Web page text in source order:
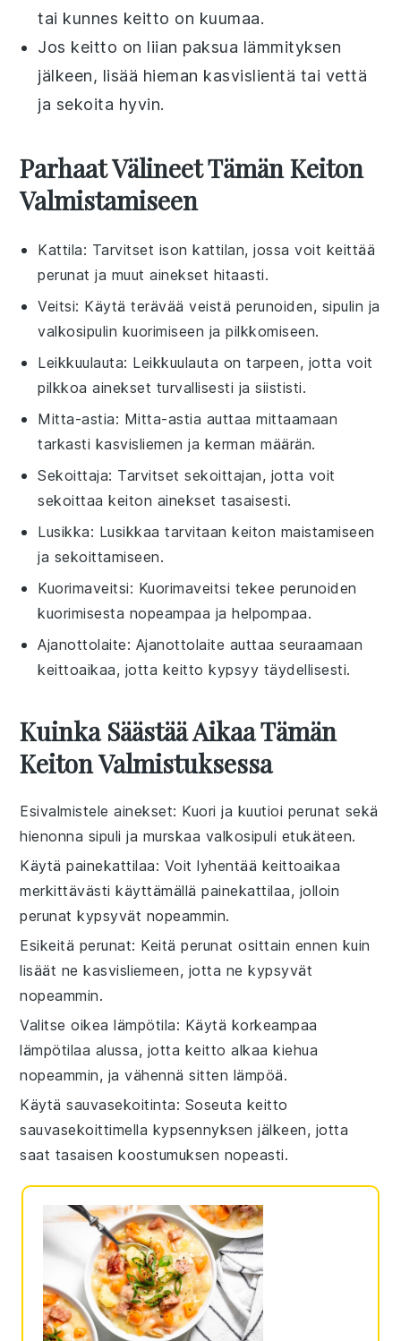
tai kunnes keitto on kuumaa.
Jos keitto on liian paksua lämmityksen
jälkeen, lisää hieman kasvislientä tai vettä
ja sekoita hyvin.
Parhaat Välineet Tämän Keiton
Valmistamiseen
Kattila: Tarvitset ison kattilan, jossa voit keittää
perunat ja muut ainekset hitaasti.
Veitsi: Käytä terävää veistä perunoiden, sipulin ja
valkosipulin kuorimiseen ja pilkkomiseen.
Leikkuulauta: Leikkuulauta on tarpeen, jotta voit
pilkkoa ainekset turvallisesti ja siististi.
Mitta-astia: Mitta-astia auttaa mittaamaan
tarkasti kasvisliemen ja kerman määrän.
Sekoittaja: Tarvitset sekoittajan, jotta voit
sekoittaa keiton ainekset tasaisesti.
Lusikka: Lusikkaa tarvitaan keiton maistamiseen
ja sekoittamiseen.
Kuorimaveitsi: Kuorimaveitsi tekee perunoiden
kuorimisesta nopeampaa ja helpompaa.
Ajanottolaite: Ajanottolaite auttaa seuraamaan
keittoaikaa, jotta keitto kypsyy täydellisesti.
Kuinka Säästää Aikaa Tämän
Keiton Valmistuksessa
Esivalmistele ainekset: Kuori ja kuutioi perunat sekä
hienonna sipuli ja murskaa valkosipuli etukäteen.
Käytä painekattilaa: Voit lyhentää keittoaikaa
merkittävästi käyttämällä painekattilaa, jolloin
perunat kypsyvät nopeammin.
Esikeitä perunat: Keitäperunat osittain ennen kuin
lisäät nekasvisliemeen, jotta ne kypsyvät
nopeammin.
Valitse oikea lämpötila: Käytä korkeampaa
lämpötilaa alussa, jotta keitto alkaa kiehua
nopeammin, ja vähennä sitten lämpöä.
Käytä sauvasekoitinta: Soseuta keitto
sauvasekoittimella kypsennyksen jälkeen, jotta
saat tasaisen koostumuksen nopeasti.